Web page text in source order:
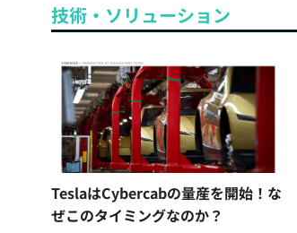
技術・ソリューション
TeslaはCybercabの量産を開始！な
ぜこのタイミングなのか？